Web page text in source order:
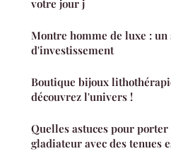
votre jour j
Montre homme de luxe : un
d'investissement
Boutique bijoux
découvrez l'univers !
Quelles astuces pour porter
gladiateur avec des tenues